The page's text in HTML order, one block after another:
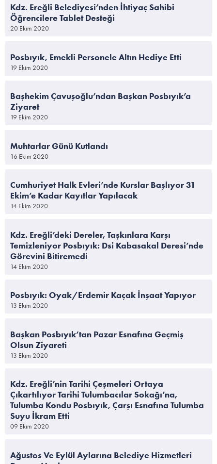
Kdz. Ereğli Belediyesi’nden İhtiyaç Sahibi
Öğrencilere Tablet Desteği
20 Ekim 2020
Posbıyık, Emekli Personele Altın Hediye Etti
19 Ekim 2020
Başhekim Çavuşoğlu’ndan Başkan Posbıyık’a
Ziyaret
19 Ekim 2020
Muhtarlar Günü Kutlandı
16 Ekim 2020
Cumhuriyet Halk Evleri’nde Kurslar Başlıyor 31
Ekim’e Kadar Kayıtlar Yapılacak
14 Ekim 2020
Kdz. Ereğli’deki Dereler, Taşkınlara Karşı
Temizleniyor Posbıyık: Dsi Kabasakal Deresi’nde
Görevini Bitiremedi
14 Ekim 2020
Posbıyık: Oyak/Erdemir Kaçak İnşaat Yapıyor
13 Ekim 2020
Başkan Posbıyık’tan Pazar Esnafına Geçmiş
Olsun Ziyareti
13 Ekim 2020
Kdz. Ereğli’nin Tarihi Çeşmeleri Ortaya
Çıkartılıyor Tarihi Tulumbacılar Sokağı’na,
Tulumba Kondu Posbıyık, Çarşı Esnafına Tulumba
Suyu İkram Etti
09 Ekim 2020
Ağustos Ve Eylül Aylarına Belediye Hizmetleri